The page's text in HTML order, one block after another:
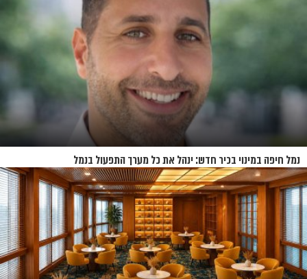
נמל חיפה במינוי בכיר חדש: ינהל את כל מערך התפעול בנמל